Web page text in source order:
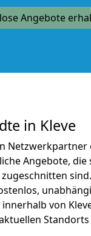
Angebote
in Kleve
Netzwerkpartner
Angebote, die
von
Standorts